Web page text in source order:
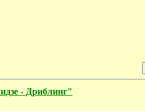
- Дриблинг"